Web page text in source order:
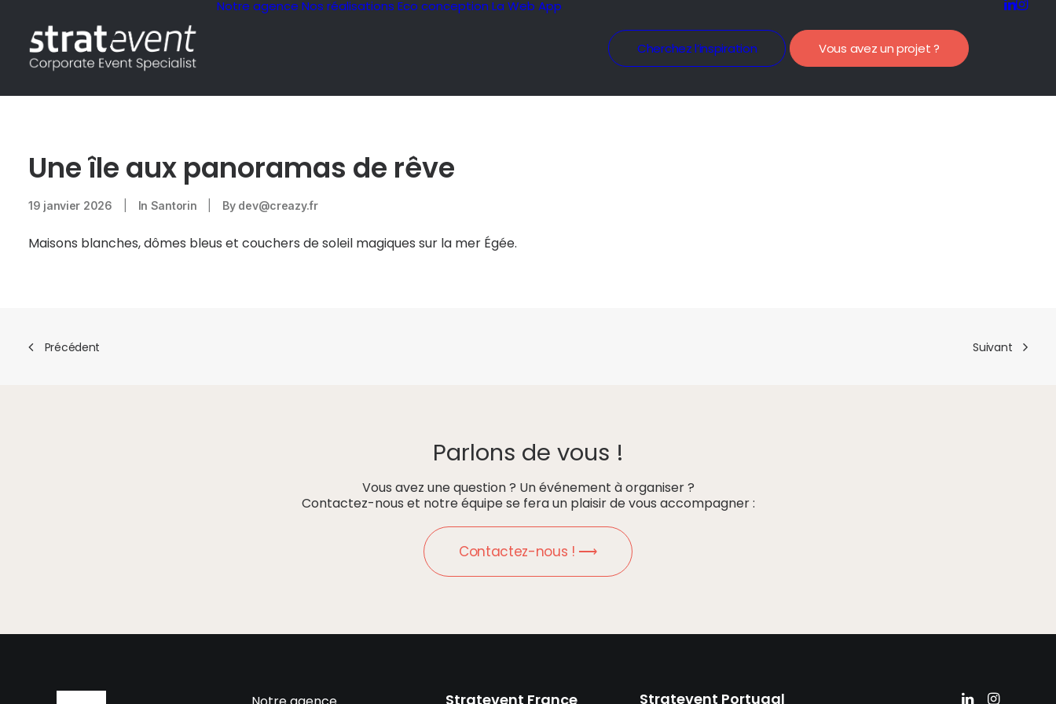
Notre agence Nos réalisations Eco conception La Web App
Cherchez l’inspiration Vous avez un projet ?
Une île aux panoramas de rêve
19 janvier 2026 In Santorin By dev@creazy.fr
Maisons blanches, dômes bleus et couchers de soleil magiques sur la mer Égée.
Précédent Suivant
Parlons de vous !
Vous avez une question ? Un événement à organiser ?
Contactez-nous et notre équipe se fera un plaisir de vous accompagner :
Contactez-nous ! ⟶
Stratevent France Stratevent Portugal